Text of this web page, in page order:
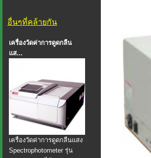
อื่นๆที่คล้ายกัน
เครื่องวัดค่าการดูดกลืน
แส...
เครื่องวัดค่าการดูดกลืนแสง
Spectrophotometer รุ่น